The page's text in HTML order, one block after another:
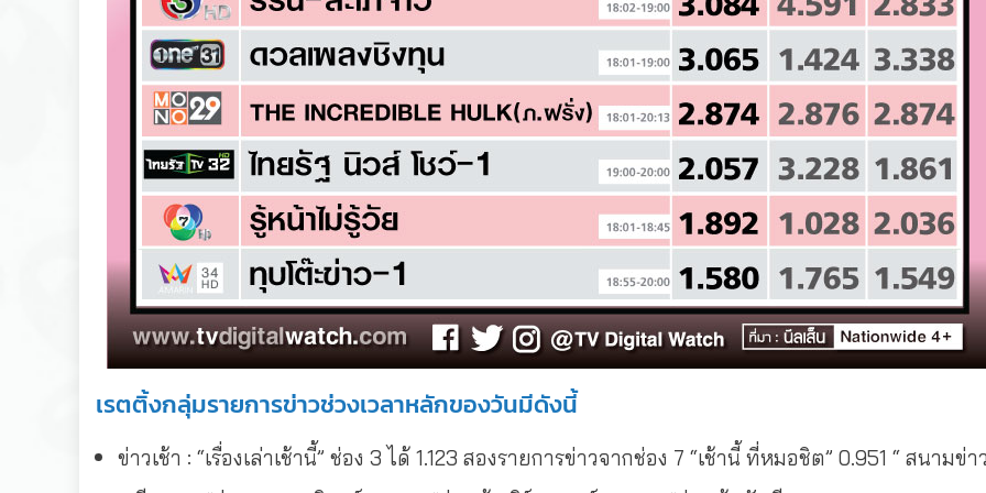
เรตติ้งกลุ่มรายการข่าวช่วงเวลาหลักของวันมีดังนี้
ข่าวเช้า : “เรื่องเล่าเช้านี้” ช่อง 3 ได้ 1.123 สองรายการข่าวจากช่อง 7 “เช้านี้ ที่หมอชิต” 0.951 “ สนามข่า